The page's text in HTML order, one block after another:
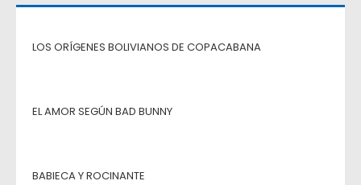
LOS ORÍGENES BOLIVIANOS DE COPACABANA
EL AMOR SEGÚN BAD BUNNY
BABIECA Y ROCINANTE